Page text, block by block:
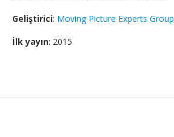
Geliştirici: Moving Picture Experts Group
İlk yayın: 2015